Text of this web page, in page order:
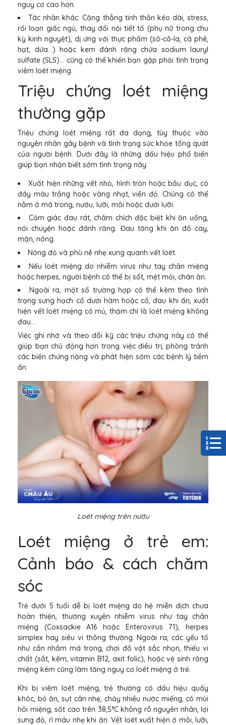
nguy cơ cao hơn.
Tác nhân khác: Căng thẳng tinh thần kéo dài, stress,
rối loạn giấc ngủ, thay đổi nội tiết tố (phụ nữ trong chu
kỳ kinh nguyệt), dị ứng với thực phẩm (sô-cô-la, cà phê,
hạt, dứa...) hoặc kem đánh răng chứa sodium lauryl
sulfate (SLS)... cũng có thể khiến bạn gặp phải tình trạng
viêm loét miệng.
Triệu chứng loét miệng
thường gặp
Triệu chứng loét miệng rất đa dạng, tùy thuộc vào
nguyên nhân gây bệnh và tình trạng sức khỏe tổng quát
của người bệnh. Dưới đây là những dấu hiệu phổ biến
giúp bạn nhận biết sớm tình trạng này:
Xuất hiện những vết nhỏ, hình tròn hoặc bầu dục, có
đáy màu trắng hoặc vàng nhạt, viền đỏ. Chúng có thể
nằm ở má trong, nướu, lưỡi, môi hoặc dưới lưỡi.
Cảm giác đau rát, châm chích đặc biệt khi ăn uống,
nói chuyện hoặc đánh răng. Đau tăng khi ăn đồ cay,
mặn, nóng.
Nóng đỏ và phù nề nhẹ xung quanh vết loét.
Nếu loét miệng do nhiễm virus như tay chân miệng
hoặc herpes, người bệnh có thể bị sốt, mệt mỏi, chán ăn.
Ngoài ra, một số trường hợp có thể kèm theo tình
trạng sưng hạch cổ dưới hàm hoặc cổ, đau khi ấn, xuất
hiện vết loét miệng có mủ, thậm chí là loét miệng không
đau…
Việc ghi nhớ và theo dõi kỹ các triệu chứng này có thể
giúp bạn chủ động hơn trong việc điều trị, phòng tránh
các biến chứng nặng và phát hiện sớm các bệnh lý tiềm
ẩn.
Loét miệng trên nướu
Loét miệng ở trẻ em:
Cảnh báo & cách chăm
sóc
Trẻ dưới 5 tuổi dễ bị loét miệng do hệ miễn dịch chưa
hoàn thiện, thường xuyên nhiễm virus như tay chân
miệng (Coxsackie A16 hoặc Enterovirus 71), herpes
simplex hay siêu vi thông thường. Ngoài ra, các yếu tố
như cắn nhầm má trong, chơi đồ vật sắc nhọn, thiếu vi
chất (sắt, kẽm, vitamin B12, axit folic), hoặc vệ sinh răng
miệng kém cũng làm tăng nguy cơ loét miệng ở trẻ.
Khi bị viêm loét miệng, trẻ thường có dấu hiệu quấy
khóc, bỏ ăn, sụt cân nhẹ, chảy nhiều nước miếng, có mùi
hôi miệng, sốt cao trên 38,5°C không rõ nguyên nhân, lợi
sưng đỏ, rỉ máu nhẹ khi ăn. Vết loét xuất hiện ở môi, lưỡi,